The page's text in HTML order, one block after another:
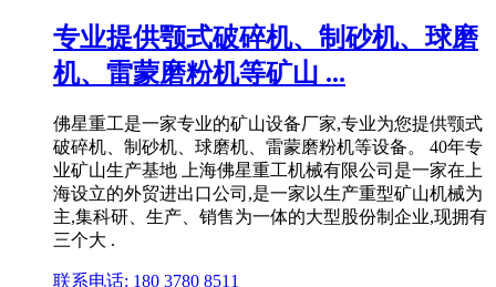
专业提供颚式破碎机、制砂机、球磨
机、雷蒙磨粉机等矿山 ...
佛星重工是一家专业的矿山设备厂家,专业为您提供颚式
破碎机、制砂机、球磨机、雷蒙磨粉机等设备。 40年专
业矿山生产基地 上海佛星重工机械有限公司是一家在上
海设立的外贸进出口公司,是一家以生产重型矿山机械为
主,集科研、生产、销售为一体的大型股份制企业,现拥有
三个大 .
联系电话: 180 3780 8511